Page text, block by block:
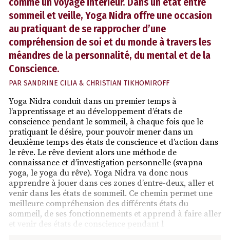
sommeil et veille, Yoga Nidra offre une occasion
au pratiquant de se rapprocher d’une
compréhension de soi et du monde à travers les
méandres de la personnalité, du mental et de la
Conscience.
PAR SANDRINE CILIA & CHRISTIAN TIKHOMIROFF
Yoga Nidra conduit dans un premier temps à
l’apprentissage et au développement d’états de
conscience pendant le sommeil, à chaque fois que le
pratiquant le désire, pour pouvoir mener dans un
deuxième temps des états de conscience et d’action dans
le rêve. Le rêve devient alors une méthode de
connaissance et d’investigation personnelle (svapna
yoga, le yoga du rêve). Yoga Nidra va donc nous
apprendre à jouer dans ces zones d’entre-deux, aller et
venir dans les états de sommeil. Ce chemin permet une
meilleure compréhension des différents états du
sommeil, de ses fonctionnements et apprend à faire aller
et venir des états de conscience pendant l